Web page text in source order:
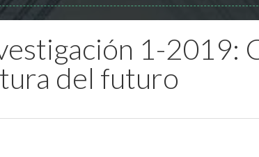
1-2019:
del futuro